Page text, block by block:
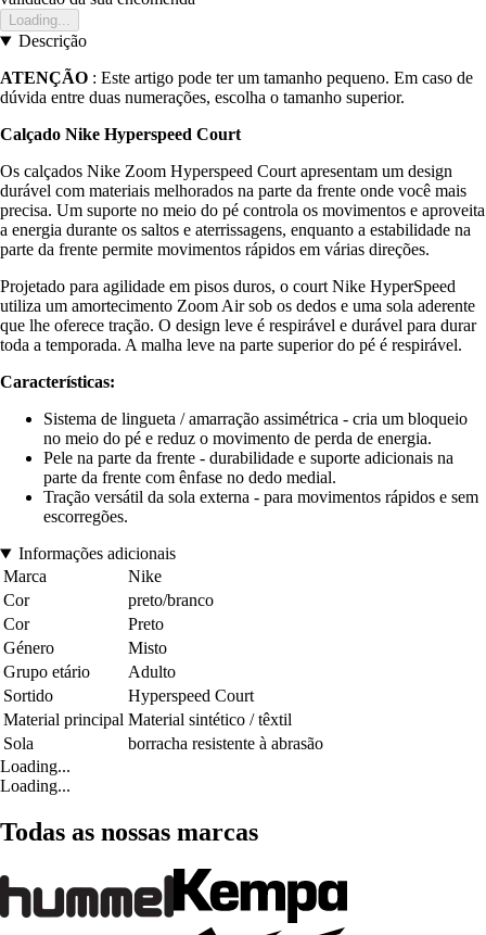
Loading...
Descrição
ATENÇÃO : Este artigo pode ter um tamanho pequeno. Em caso de
dúvida entre duas numerações, escolha o tamanho superior.
Calçado Nike Hyperspeed Court
Os calçados Nike Zoom Hyperspeed Court apresentam um design
durável com materiais melhorados na parte da frente onde você mais
precisa. Um suporte no meio do pé controla os movimentos e aproveita
a energia durante os saltos e aterrissagens, enquanto a estabilidade na
parte da frente permite movimentos rápidos em várias direções.
Projetado para agilidade em pisos duros, o court Nike HyperSpeed
utiliza um amortecimento Zoom Air sob os dedos e uma sola aderente
que lhe oferece tração. O design leve é respirável e durável para durar
toda a temporada. A malha leve na parte superior do pé é respirável.
Características:
Sistema de lingueta / amarração assimétrica - cria um bloqueio
no meio do pé e reduz o movimento de perda de energia.
Pele na parte da frente - durabilidade e suporte adicionais na
parte da frente com ênfase no dedo medial.
Tração versátil da sola externa - para movimentos rápidos e sem
escorregões.
Informações adicionais
Marca
Nike
Cor
preto/branco
Cor
Preto
Género
Misto
Grupo etário
Adulto
Sortido
Hyperspeed Court
Material principal Material sintético / têxtil
Sola
borracha resistente à abrasão
Loading...
Loading...
Todas as nossas marcas